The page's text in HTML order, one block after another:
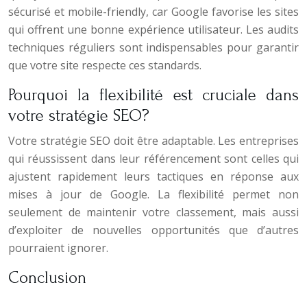
sécurisé et mobile-friendly, car Google favorise les sites
qui offrent une bonne expérience utilisateur. Les audits
techniques réguliers sont indispensables pour garantir
que votre site respecte ces standards.
Pourquoi la flexibilité est cruciale dans
votre stratégie SEO?
Votre stratégie SEO doit être adaptable. Les entreprises
qui réussissent dans leur référencement sont celles qui
ajustent rapidement leurs tactiques en réponse aux
mises à jour de Google. La flexibilité permet non
seulement de maintenir votre classement, mais aussi
d’exploiter de nouvelles opportunités que d’autres
pourraient ignorer.
Conclusion